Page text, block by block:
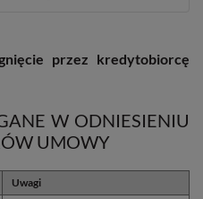
przez kredytobiorcę
W ODNIESIENIU
UMOWY
Uwagi